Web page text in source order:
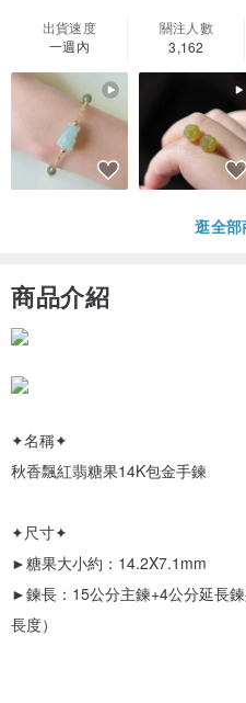
出貨速度
一週內
關注人數
3,162
逛全
商品介紹
✦名稱✦
秋香飄紅翡糖果14K包金手鍊
✦尺寸✦
►糖果大小約：14.2X7.1mm
►鍊長：15公分主鍊+4公分延長
長度）